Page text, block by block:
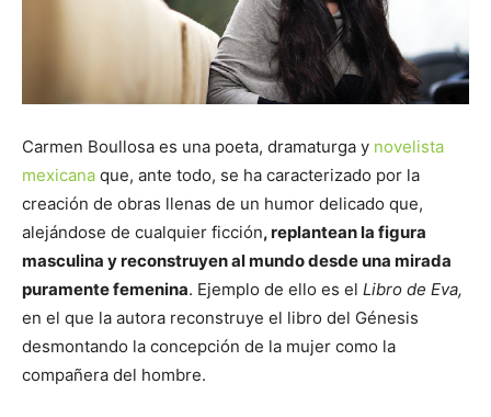
Carmen Boullosa es una poeta, dramaturga y novelista
mexicana que, ante todo, se ha caracterizado por la
creación de obras llenas de un humor delicado que,
alejándose de cualquier ficción, replantean la figura
masculina y reconstruyen al mundo desde una mirada
puramente femenina. Ejemplo de ello es el Libro de Eva,
en el que la autora reconstruye el libro del Génesis
desmontando la concepción de la mujer como la
compañera del hombre.